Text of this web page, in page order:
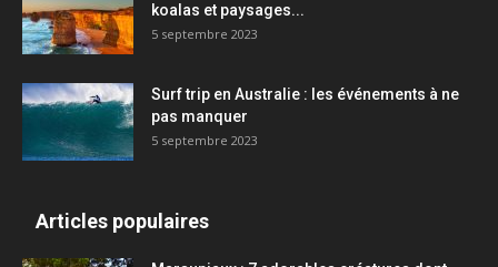
koalas et paysages...
5 septembre 2023
Surf trip en Australie : les événements à ne
pas manquer
5 septembre 2023
Articles populaires